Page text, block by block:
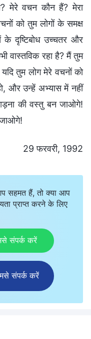
मेरे वचन कौन हैं? मेरा
को तुम लोगों के समक्ष
के दृष्टिबोध उच्चतर और
वास्तविक रहा है? मैं तुम
यदि तुम लोग मेरे वचनों को
और उन्हें अभ्यास में नहीं
की वस्तु बन जाओगे!
29 फरवरी, 1992
सहमत हैं, तो क्या आप
प्राप्त करने के लिए
संपर्क करें
संपर्क करें